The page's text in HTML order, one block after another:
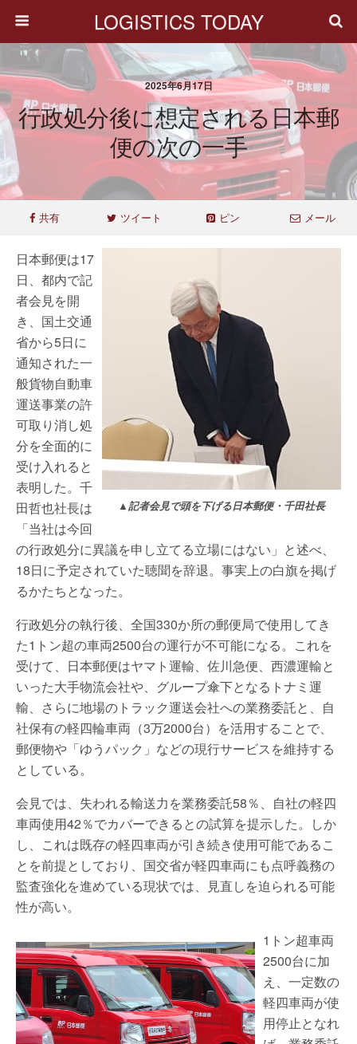
LOGISTICS TODAY
2025年6月17日
行政処分後に想定される日本郵
便の次の一手
共有 ツイート ピン メール
▲記者会見で頭を下げる日本郵便・千田社長
日本郵便は17
日、都内で記
者会見を開
き、国土交通
省から5日に
通知された一
般貨物自動車
運送事業の許
可取り消し処
分を全面的に
受け入れると
表明した。千
田哲也社長は
「当社は今回
の行政処分に異議を申し立てる立場にはない」と述べ、
18日に予定されていた聴聞を辞退。事実上の白旗を掲げ
るかたちとなった。
行政処分の執行後、全国330か所の郵便局で使用してき
た1トン超の車両2500台の運行が不可能になる。これを
受けて、日本郵便はヤマト運輸、佐川急便、西濃運輸と
いった大手物流会社や、グループ傘下となるトナミ運
輸、さらに地場のトラック運送会社への業務委託と、自
社保有の軽四輪車両（3万2000台）を活用することで、
郵便物や「ゆうパック」などの現行サービスを維持する
としている。
会見では、失われる輸送力を業務委託58％、自社の軽四
車両使用42％でカバーできるとの試算を提示した。しか
し、これは既存の軽四車両が引き続き使用可能であるこ
とを前提としており、国交省が軽四車両にも点呼義務の
監査強化を進めている現状では、見直しを迫られる可能
性が高い。
1トン超車両
2500台に加
え、一定数の
軽四車両が使
用停止となれ